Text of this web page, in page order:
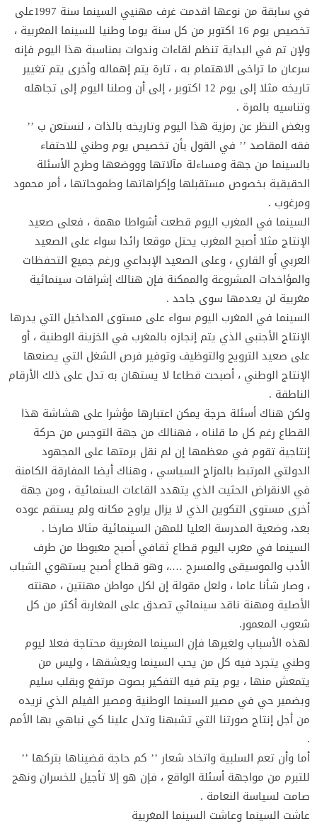
في سابقة من نوعها اقدمت غرف مهنيي السينما سنة 1997على
تخصيص يوم 16 اكتوبر من كل سنة يوما وطنيا للسينما المغربية ،
ولإن تم في البداية تنظم لقاءات وندوات بمناسبة هذا اليوم فإنه
سرعان ما تراخى الاهتمام به ، تارة يتم إهماله وأخرى يتم تغيير
تاريخه مثلا إلى يوم 12 اكتوبر ، إلى أن وصلنا اليوم إلى تجاهله
وتناسيه بالمرة .
وبغض النظر عن رمزية هذا اليوم وتاريخه بالذات ، لنستعن ب ’’
فقه المقاصد ’’ في القول بأن تخصيص يوم وطني للاحتفاء
بالسينما من جهة ومساءلة مآلاتها وووضعها وطرح الأسئلة
الحقيقية بخصوص مستقبلها وإكراهاتها وطموحاتها ، أمر محمود
ومرغوب .
السينما في المغرب اليوم قطعت أشواطا مهمة ، فعلى صعيد
الإنتاج مثلا أصبح المغرب يحتل موقعا رائدا سواء على الصعيد
العربي أو القاري ، وعلى الصعيد الإبداعي ورغم جميع التحفظات
والمؤاخدات المشروعة والممكنة فإن هنالك إشراقات سينمائية
مغربية لن يعدمها سوى جاحد .
السينما في المغرب اليوم سواء على مستوى المداخيل التي يدرها
الإنتاج الأجنبي الذي يتم إنجازه بالمغرب في الخزينة الوطنية ، أو
على صعيد الترويج والتوظيف وتوفير فرص الشغل التي يصنعها
الإنتاج الوطني ، أصبحت قطاعا لا يستهان به تدل على ذلك الأرقام
الناطقة .
ولكن هناك أسئلة حرجة يمكن اعتبارها مؤشرا على هشاشة هذا
القطاع رغم كل ما قلناه ، فهنالك من جهة التوجس من حركة
إنتاجية تقوم في معظمها إن لم نقل برمتها على المجهود
الدولتي المرتبط بالمزاج السياسي ، وهناك أيضا المفارقة الكامنة
في الانقراض الحثيت الذي يتهدد القاعات السنمائية ، ومن جهة
أخرى مستوى التكوين الذي لا يزال يراوح مكانه ولم يستقم عوده
بعد، وضعية المدرسة العليا للمهن السينمائية مثالا صارخا .
السينما في مغرب اليوم قطاع ثقافي أصبح مغبوطا من طرف
الأدب والموسيقى والمسرح ….، وهو قطاع أصبح يستهوي الشباب
، وصار شأنا عاما ، ولعل مقولة إن لكل مواطن مهنتين ، مهنته
الأصلية ومهنة ناقد سينمائي تصدق على المغاربة أكثر من كل
شعوب المعمور.
لهذه الأسباب ولغيرها فإن السينما المغربية محتاجة فعلا ليوم
وطني يتجرد فيه كل من يحب السينما ويعشقها ، وليس من
يتمعش منها ، يوم يتم فيه التفكير بصوت مرتفع وبقلب سليم
وبضمير حي في مصير السينما الوطنية ومصير الفيلم الذي نريده
من أجل إنتاج صورتنا التي تشبهنا وتدل علينا كي نباهي بها الأمم
.
أما وأن تعم السلبية واتخاد شعار ’’ كم حاجة قضيناها بتركها ’’
للتبرم من مواجهة أسئلة الواقع ، فإن هو إلا تأجيل للخسران ونهج
صامت لسياسة النعامة .
عاشت السينما وعاشت السينما المغربية